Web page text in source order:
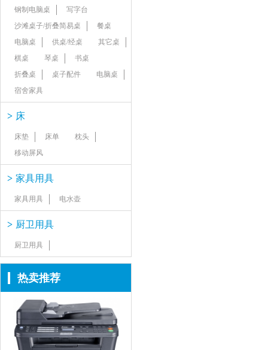
钢制电脑桌
写字台
沙滩桌子/折叠简易桌
餐桌
电脑桌
供桌/经桌
其它桌
棋桌
琴桌
书桌
折叠桌
桌子配件
电脑桌
宿舍家具
> 床
床垫 床单
枕头
移动屏风
> 家具用具
家具用具 电水壶
> 厨卫用具
厨卫用具
热卖推荐